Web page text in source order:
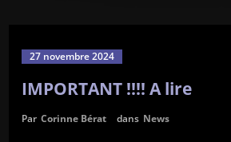
27 novembre 2024
IMPORTANT !!!! A lire
Par Corinne Bérat dans News